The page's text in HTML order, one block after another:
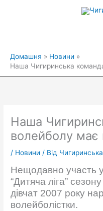
Домашня
Новини
Наша Чигиринська
Наша
волейболу має
/ Новини / Від
Нещодавно участь у
“Дитяча ліга”
дівчат 2007 року
волейболістки.